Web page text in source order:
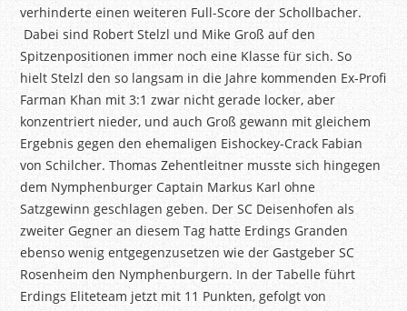
verhinderte einen weiteren Full-Score der Schollbacher.
Dabei sind Robert Stelzl und Mike Groß auf den
Spitzenpositionen immer noch eine Klasse für sich. So
hielt Stelzl den so langsam in die Jahre kommenden Ex-Profi
Farman Khan mit 3:1 zwar nicht gerade locker, aber
konzentriert nieder, und auch Groß gewann mit gleichem
Ergebnis gegen den ehemaligen Eishockey-Crack Fabian
von Schilcher. Thomas Zehentleitner musste sich hingegen
dem Nymphenburger Captain Markus Karl ohne
Satzgewinn geschlagen geben. Der SC Deisenhofen als
zweiter Gegner an diesem Tag hatte Erdings Granden
ebenso wenig entgegenzusetzen wie der Gastgeber SC
Rosenheim den Nymphenburgern. In der Tabelle führt
Erdings Eliteteam jetzt mit 11 Punkten, gefolgt von